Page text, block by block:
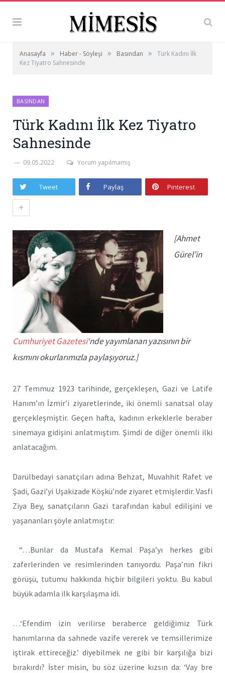
Anasayfa » Haber - Söyleşi » Basından »
Türk Kadını İlk
Kez Tiyatro Sahnesinde
BASINDAN
Türk Kadını İlk Kez Tiyatro
Sahnesinde
09.05.2022 Yorum yapılmamış
Tweet Paylaş Pinterest
+
[Ahmet
Gürel’in
Cumhuriyet Gazetesi‘nde yayımlanan yazısının bir
kısmını okurlarımızla paylaşıyoruz.]
27 Temmuz 1923 tarihinde, gerçekleşen, Gazi ve Latife
Hanım’ın İzmir’i ziyaretlerinde, iki önemli sanatsal olay
gerçekleşmiştir. Geçen hafta, kadının erkeklerle beraber
sinemaya gidişini anlatmıştım. Şimdi de diğer önemli ilki
anlatacağım.
Darülbedayi sanatçıları adına Behzat, Muvahhit Rafet ve
Şadi, Gazi’yi Uşakizade Köşkü’nde ziyaret etmişlerdir. Vasfi
Ziya Bey, sanatçıların Gazi tarafından kabul edilişini ve
yaşananları şöyle anlatmıştır:
“…Bunlar da Mustafa Kemal Paşa’yı herkes gibi
zaferlerinden ve resimlerinden tanıyordu. Paşa’nın fikri
görüşü, tutumu hakkında hiçbir bilgileri yoktu. Bu kabul
büyük adamla ilk karşılaşma idi.
…‘Efendim izin verilirse beraberce geldiğimiz Türk
hanımlarına da sahnede vazife vererek ve temsillerimize
iştirak ettireceğiz.’ diyebilmek ne gibi bir karşılığa bizi
bırakırdı? İster misin, bu söz üzerine kızsın da: ‘Vay bre